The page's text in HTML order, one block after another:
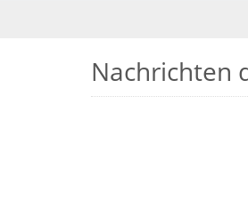
Nachrichten